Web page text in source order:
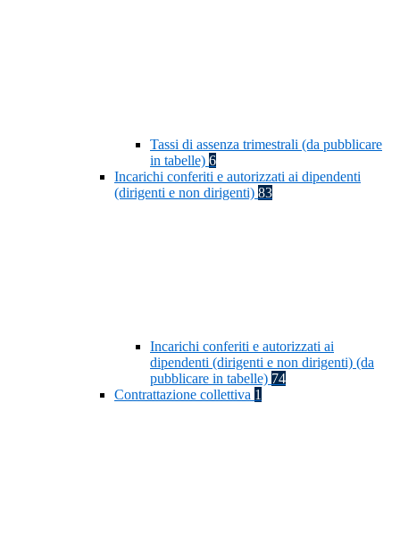
Tassi di assenza trimestrali (da pubblicare
in tabelle) 6
Incarichi conferiti e autorizzati ai dipendenti
(dirigenti e non dirigenti) 83
Incarichi conferiti e autorizzati ai
dipendenti (dirigenti e non dirigenti) (da
pubblicare in tabelle) 74
Contrattazione collettiva 1